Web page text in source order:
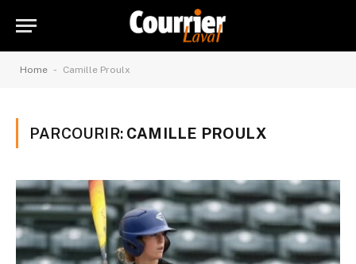
Home - Camille Proulx
PARCOURIR: CAMILLE PROULX